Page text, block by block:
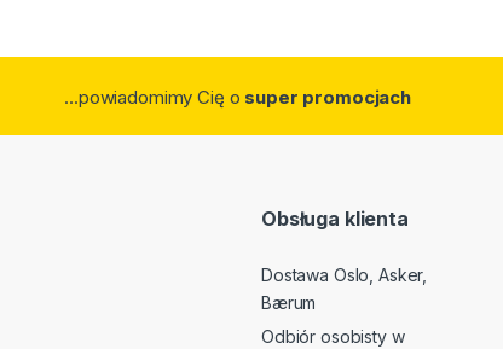
...powiadomimy Cię o super promocjach
Obsługa klienta
Dostawa Oslo, Asker,
Bærum
Odbiór osobisty w